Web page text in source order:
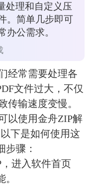
处理和自定义压
。简单几步即可
办公需求。
经常需要处理各
文件过大，不仅
传输速度变慢。
以使用金舟ZIP解
下是如何使用这
步骤：
，进入软件首页